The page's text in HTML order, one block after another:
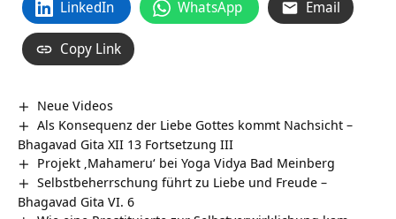
LinkedIn WhatsApp Email
Copy Link
Neue Videos
Als Konsequenz der Liebe Gottes kommt Nachsicht –
Bhagavad Gita XII 13 Fortsetzung III
Projekt ‚Mahameru‘ bei Yoga Vidya Bad Meinberg
Selbstbeherrschung führt zu Liebe und Freude –
Bhagavad Gita VI. 6